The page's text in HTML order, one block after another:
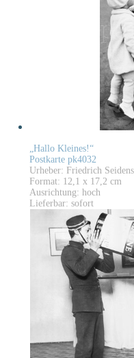
„Hallo Kleines!“
Postkarte pk4032
Urheber: Friedrich
Format: 12,1 x 17,2 cm
Ausrichtung: hoch
Lieferbar: sofort